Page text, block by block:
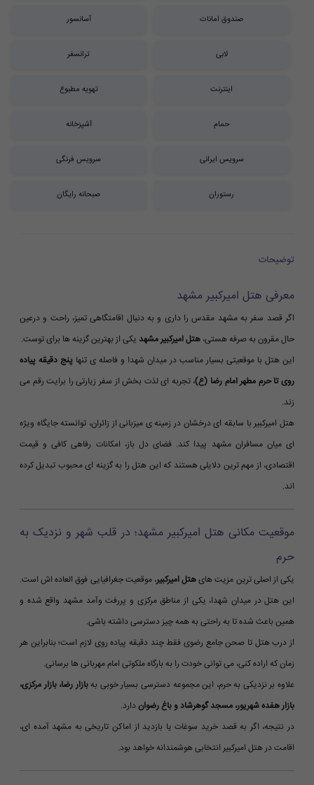
صندوق امانات آسانسور
لابی ترانسفر
اینترنت تهویه مطبوع
حمام آشپزخانه
سرویس ایرانی سرویس فرنگی
رستوران صبحانه رایگان
توضیحات
معرفی هتل امیرکبیر مشهد
اگر قصد سفر به مشهد مقدس را داری و به دنبال اقامتگاهی تمیز، راحت و درعین
حال مقرون به صرفه هستی، هتل امیرکبیر مشهد یکی از بهترین گزینه ها برای توست.
این هتل با موقعیتی بسیار مناسب در میدان شهدا و فاصله ی تنها پنج دقیقه پیاده
روی تا حرم مطهر امام رضا (ع)، تجربه ای لذت بخش از سفر زیارتی را برایت رقم می
زند.
هتل امیرکبیر با سابقه ای درخشان در زمینه ی میزبانی از زائران، توانسته جایگاه ویژه
ای میان مسافران مشهد پیدا کند. فضای دل باز، امکانات رفاهی کافی و قیمت
اقتصادی، از مهم ترین دلایلی هستند که این هتل را به گزینه ای محبوب تبدیل کرده
اند.
موقعیت مکانی هتل امیرکبیر مشهد؛ در قلب شهر و نزدیک به
حرم
یکی از اصلی ترین مزیت هایهتل امیرکبیر، موقعیت جغرافیایی فوق العاده اش است.
این هتل در میدان شهدا، یکی از مناطق مرکزی و پررفت وآمد مشهد واقع شده و
همین باعث شده تا به راحتی به همه چیز دسترسی داشته باشی.
از درب هتل تا صحن جامع رضوی فقط چند دقیقه پیاده روی لازم است؛ بنابراین هر
زمان که اراده کنی، می توانی خودت را به بارگاه ملکوتی امام مهربانی ها برسانی.
علاوه بر نزدیکی به حرم، این مجموعه دسترسی بسیار خوبی بهبازار رضا، بازار مرکزی،
بازار هفده شهریور، مسجد گوهرشاد و باغ رضواندارد.
در نتیجه، اگر به قصد خرید سوغات یا بازدید از اماکن تاریخی به مشهد آمده ای،
اقامت در هتل امیرکبیر انتخابی هوشمندانه خواهد بود.